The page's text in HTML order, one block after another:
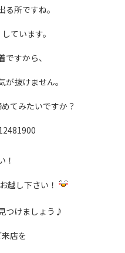
る所ですね。
ています。
ですから、
抜けません。
てみたいですか？
！
越し下さい！
つけましょう♪
店を